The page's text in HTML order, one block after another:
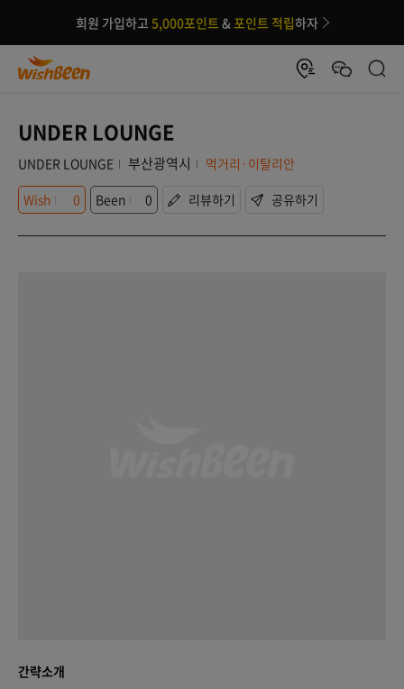
회원 가입하고 5,000포인트 &포인트 적립하자
UNDER LOUNGE
UNDER LOUNGE 부산광역시
먹거리·이탈리안
Wish
0 Been 0 리뷰하기 공유하기
간략소개